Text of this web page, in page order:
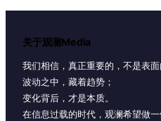
关于观澜Media
我们相信，真正重要的，不是表面
波动之中，藏着趋势；
变化背后，才是本质。
在信息过载的时代，观澜希望做一